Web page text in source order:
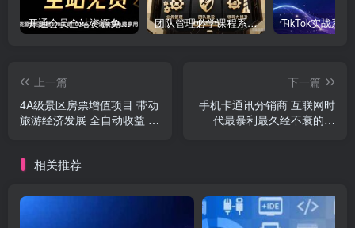
开通会员全站资源免费下载 开通VIP会员 HY资源库 团队管理必学课程系列，阿里巴巴“腿部三板斧”
上一篇
4A级景区房票增值项目 带动
旅游经济发展 全自动收益 可
下一篇
手机卡通讯分销商 互联网时
代最暴利最久经不衰的项
相关推荐